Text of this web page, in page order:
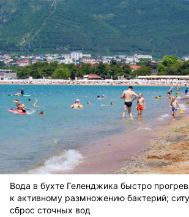
Вода в бухте Геленджика быстро
к активному размножению бактерий;
сброс сточных вод